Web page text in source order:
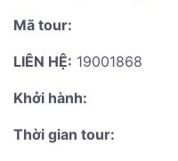
Mã tour:
LIÊN HỆ: 19001868
Khởi hành:
Thời gian tour: